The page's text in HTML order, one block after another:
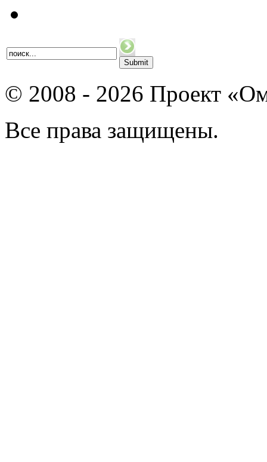
© 2008 - 2026 Проект
Все права защищены.